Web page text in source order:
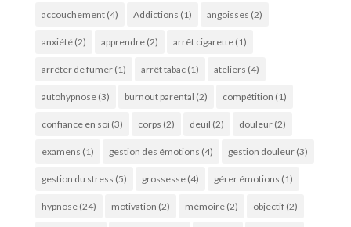
accouchement(4) Addictions (1) angoisses (2)
anxiété(2) apprendre(2) arrêt cigarette(1)
arrêter de fumer(1) arrêt tabac(1) ateliers (4)
autohypnose(3) burnout parental (2) compétition (1)
confiance en soi(3) corps (2) deuil (2) douleur(2)
examens (1) gestion des émotions (4) gestion douleur(3)
gestion du stress (5) grossesse(4) gérer émotions (1)
hypnose(24) motivation (2) mémoire(2) objectif(2)